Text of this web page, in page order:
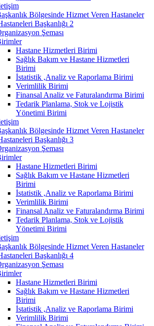
Bölgesinde Hizmet Veren Hastaneler
Başkanlığı 2
Şeması
Hastane Hizmetleri Birimi
Sağlık Bakım ve Hastane Hizmetleri
Birimi
İstatistik ,Analiz ve Raporlama Birimi
Verimlilik Birimi
Finansal Analiz ve Faturalandırma Birimi
Tedarik Planlama, Stok ve Lojistik
Yönetimi Birimi
Bölgesinde Hizmet Veren Hastaneler
Başkanlığı 3
Şeması
Hastane Hizmetleri Birimi
Sağlık Bakım ve Hastane Hizmetleri
Birimi
İstatistik ,Analiz ve Raporlama Birimi
Verimlilik Birimi
Finansal Analiz ve Faturalandırma Birimi
Tedarik Planlama, Stok ve Lojistik
Yönetimi Birimi
Bölgesinde Hizmet Veren Hastaneler
Başkanlığı 4
Şeması
Hastane Hizmetleri Birimi
Sağlık Bakım ve Hastane Hizmetleri
Birimi
İstatistik ,Analiz ve Raporlama Birimi
Verimlilik Birimi